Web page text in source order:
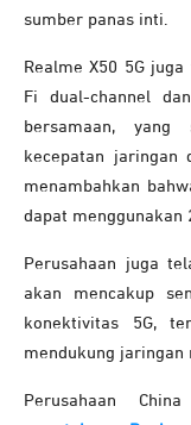
sumber panas inti.
Realme X50 5G
Fi dual-channel
bersamaan, yang
kecepatan jaringan
menambahkan
dapat menggunakan
Perusahaan juga
akan mencakup
konektivitas 5G,
mendukung jaringan
Perusahaan